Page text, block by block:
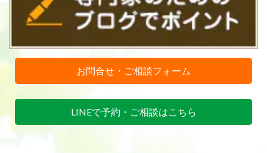
お問合せ・ご相談フォーム
LINEで予約・ご相談はこちら